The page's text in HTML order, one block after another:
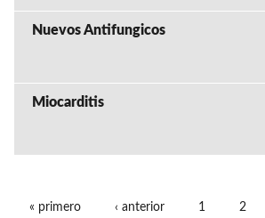
Nuevos Antifungicos
Miocarditis
« primero ‹ anterior 1 2